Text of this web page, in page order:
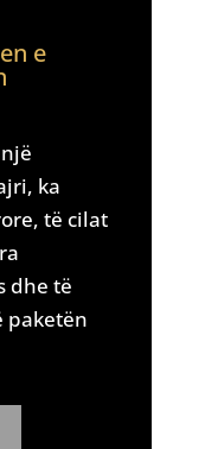
e
ka
të cilat
dhe të
paketën